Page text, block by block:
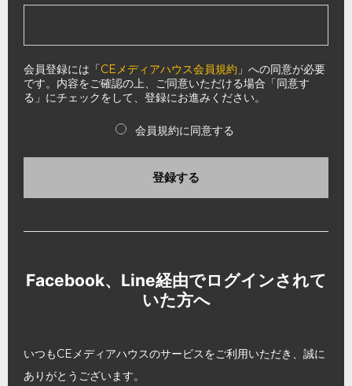
会員登録には「CEメディアハウス会員規約 」への同意が必要
です。内容をご確認の上、ご同意いただける場合「同意す
る」にチェックをして、登録にお進みください。
会員規約に同意する
登録する
Facebook、Line経由でログインされて
いた方へ
いつもCEメディアハウスのサービスをご利用いただき、誠に
ありがとうございます。